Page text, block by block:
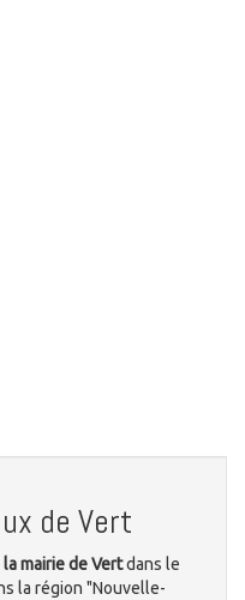
de Vert
la mairie de Vertdans le
la région "Nouvelle-